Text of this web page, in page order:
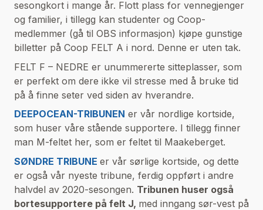
sesongkort i mange år. Flott plass for vennegjenger
og familier, i tillegg kan studenter og Coop-
medlemmer (gå til OBS informasjon) kjøpe gunstige
billetter på Coop FELT A i nord. Denne er uten tak.
FELT F – NEDRE er unummererte sitteplasser, som
er perfekt om dere ikke vil stresse med å bruke tid
på å finne seter ved siden av hverandre.
DEEPOCEAN-TRIBUNEN er vår nordlige kortside,
som huser våre stående supportere. I tillegg finner
man M-feltet her, som er feltet til Maakeberget.
SØNDRE TRIBUNE er vår sørlige kortside, og dette
er også vår nyeste tribune, ferdig oppført i andre
halvdel av 2020-sesongen. Tribunen huser også
bortesupportere på felt J, med inngang sør-vest på